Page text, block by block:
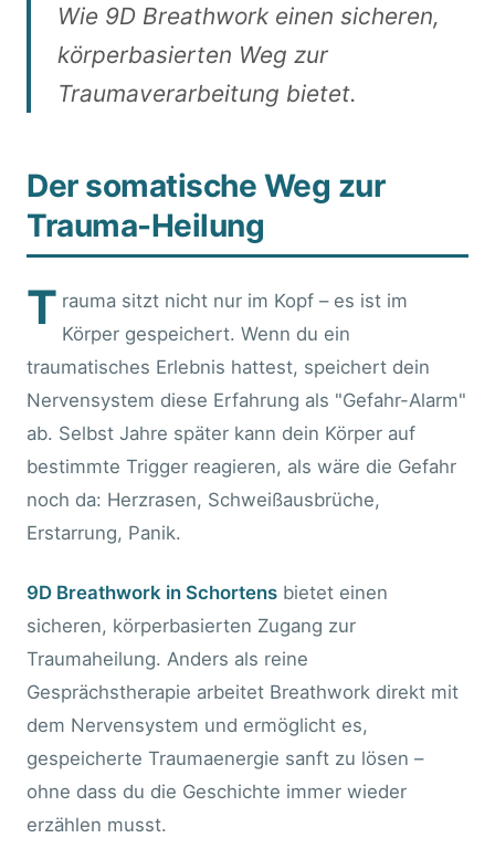
Wie 9D Breathwork einen sicheren,
körperbasierten Weg zur
Traumaverarbeitung bietet.
Der somatische Weg zur
Trauma-Heilung
T rauma sitzt nicht nur im Kopf – es ist im
Körper gespeichert. Wenn du ein
traumatisches Erlebnis hattest, speichert dein
Nervensystem diese Erfahrung als "Gefahr-Alarm"
ab. Selbst Jahre später kann dein Körper auf
bestimmte Trigger reagieren, als wäre die Gefahr
noch da: Herzrasen, Schweißausbrüche,
Erstarrung, Panik.
9D Breathwork in Schortens bietet einen
sicheren, körperbasierten Zugang zur
Traumaheilung. Anders als reine
Gesprächstherapie arbeitet Breathwork direkt mit
dem Nervensystem und ermöglicht es,
gespeicherte Traumaenergie sanft zu lösen –
ohne dass du die Geschichte immer wieder
erzählen musst.